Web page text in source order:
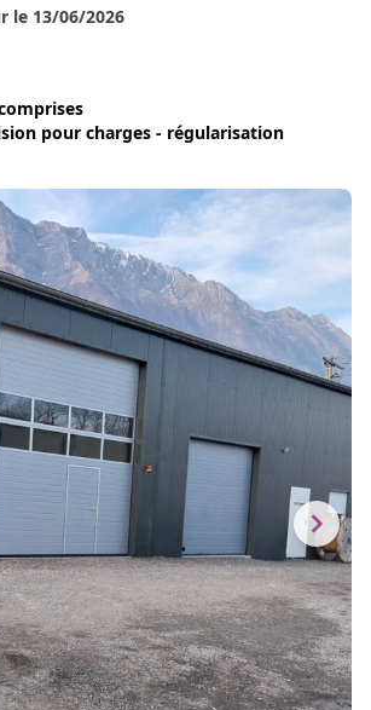
le 13/06/2026
pour charges - régularisation